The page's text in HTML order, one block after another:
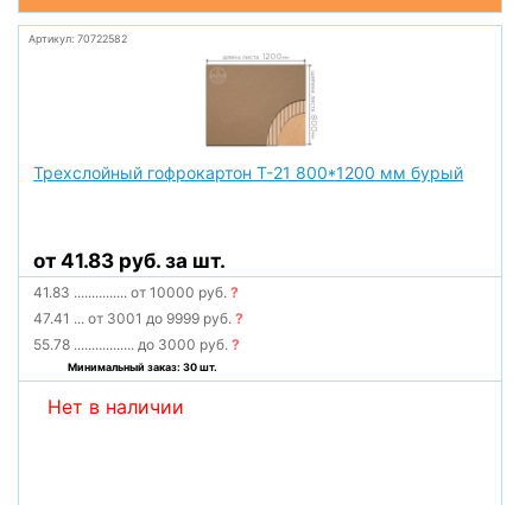
Артикул: 70722582
Трехслойный гофрокартон Т-21 800*1200 мм бурый
от 41.83 руб. за шт.
41.83 ............... от 10000 руб.?
47.41 ... от 3001 до 9999 руб.?
55.78 ................. до 3000 руб.?
Минимальный заказ: 30 шт.
Нет в наличии